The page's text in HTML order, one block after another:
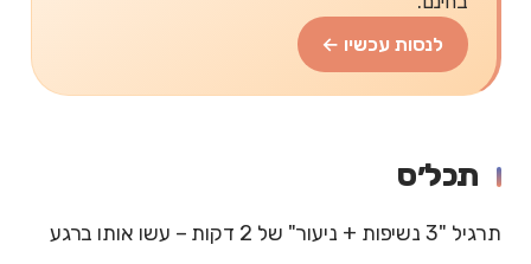
לנסות עכשיו ←
תכל׳ס
תרגיל "3 נשיפות + ניעור" של 2 דקות – עשו אותו ברגע